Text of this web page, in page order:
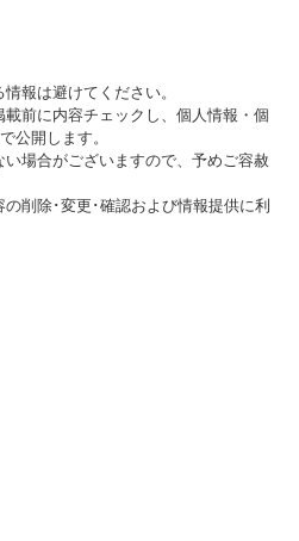
報は避けてください。
前に内容チェックし、個人情報・個
公開します。
場合がございますので、予めご容赦
削除･変更･確認および情報提供に利